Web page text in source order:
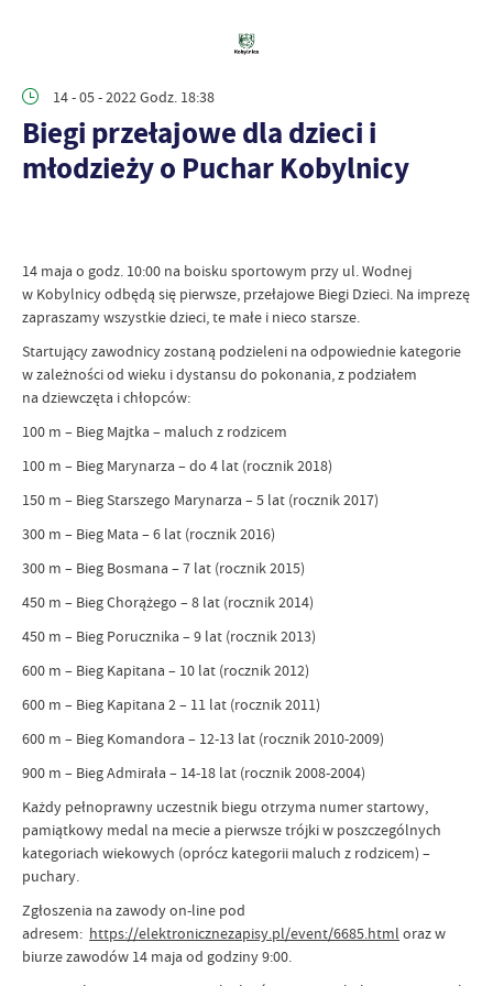
14 - 05 - 2022 Godz. 18:38
Biegi przełajowe dla dzieci i
młodzieży o Puchar Kobylnicy
14 maja o godz. 10:00 na boisku sportowym przy ul. Wodnej
w Kobylnicy odbędą się pierwsze, przełajowe Biegi Dzieci. Na imprezę
zapraszamy wszystkie dzieci, te małe i nieco starsze.
Startujący zawodnicy zostaną podzieleni na odpowiednie kategorie
w zależności od wieku i dystansu do pokonania, z podziałem
na dziewczęta i chłopców:
100 m – Bieg Majtka – maluch z rodzicem
100 m – Bieg Marynarza – do 4 lat (rocznik 2018)
150 m – Bieg Starszego Marynarza – 5 lat (rocznik 2017)
300 m – Bieg Mata – 6 lat (rocznik 2016)
300 m – Bieg Bosmana – 7 lat (rocznik 2015)
450 m – Bieg Chorążego – 8 lat (rocznik 2014)
450 m – Bieg Porucznika – 9 lat (rocznik 2013)
600 m – Bieg Kapitana – 10 lat (rocznik 2012)
600 m – Bieg Kapitana 2 – 11 lat (rocznik 2011)
600 m – Bieg Komandora – 12-13 lat (rocznik 2010-2009)
900 m – Bieg Admirała – 14-18 lat (rocznik 2008-2004)
Każdy pełnoprawny uczestnik biegu otrzyma numer startowy,
pamiątkowy medal na mecie a pierwsze trójki w poszczególnych
kategoriach wiekowych (oprócz kategorii maluch z rodzicem) –
puchary.
Zgłoszenia na zawody on-line pod
adresem: https://elektronicznezapisy.pl/event/6685.html oraz w
biurze zawodów 14 maja od godziny 9:00.